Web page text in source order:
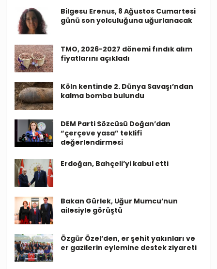
Bilgesu Erenus, 8 Ağustos Cumartesi
günü son yolculuğuna uğurlanacak
TMO, 2026-2027 dönemi fındık alım
fiyatlarını açıkladı
Köln kentinde 2. Dünya Savaşı’ndan
kalma bomba bulundu
DEM Parti Sözcüsü Doğan’dan
“çerçeve yasa” teklifi
değerlendirmesi
Erdoğan, Bahçeli’yi kabul etti
Bakan Gürlek, Uğur Mumcu’nun
ailesiyle görüştü
Özgür Özel’den, er şehit yakınları ve
er gazilerin eylemine destek ziyareti